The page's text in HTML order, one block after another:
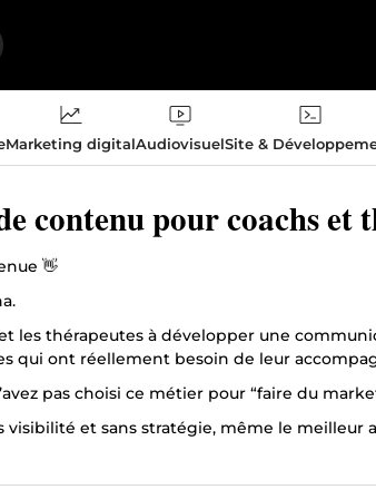
Marketing digitalAudiovisuelSite &
contenu pour coachs et
👋
et les thérapeutes à développer une
qui ont réellement besoin de leur
pas choisi ce métier pour “faire du
visibilité et sans stratégie, même le meilleur